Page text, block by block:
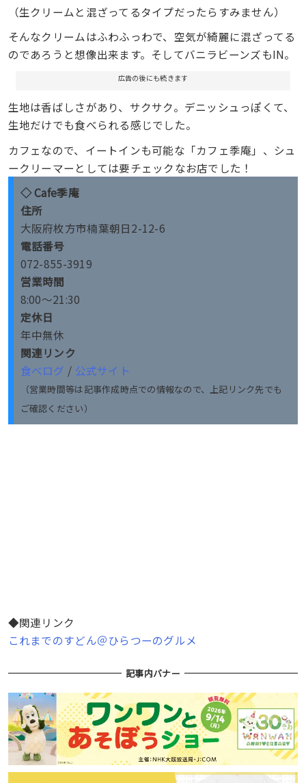
（生クリームと混ざってるタイプだったらすみません）
そんなクリームはふわふっわで、空気が綺麗に混ざってる
のであろうと想像出来ます。そしてバニラビーンズもIN。
広告の後にも続きます
生地は香ばしさがあり、サクサク。デニッシュっぽくて、
生地だけでも食べられる感じでした。
カフェなので、イートインも可能な「カフェ季庵」、シュ
ークリーマーとしては要チェックなお店でした！
◇Cafe季庵
住所
大阪府枚方市楠葉朝日2-12-6
電話番号
072-855-3919
営業時間
8:00～21:30
定休日
年中無休
関連リンク
食べログ / 公式サイト
（営業時間等は記事作成時点での情報なので、上記リンク先でも
ご確認ください）
◆関連リンク
これまでのすどん＠ひらつーのグルメ
記事内バナー